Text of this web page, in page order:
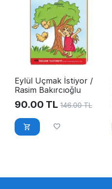
Eylül Uçmak İstiyor /
Rasim Bakırcıoğlu
90.00 TL 146.00 TL